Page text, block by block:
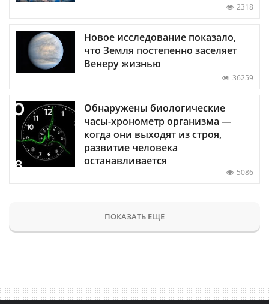
2318
Новое исследование показало,
что Земля постепенно заселяет
Венеру жизнью
36259
Обнаружены биологические
часы-хронометр организма —
когда они выходят из строя,
развитие человека
останавливается
5086
ПОКАЗАТЬ ЕЩЕ